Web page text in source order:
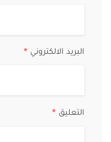
البريد الالكتروني *
التعليق *